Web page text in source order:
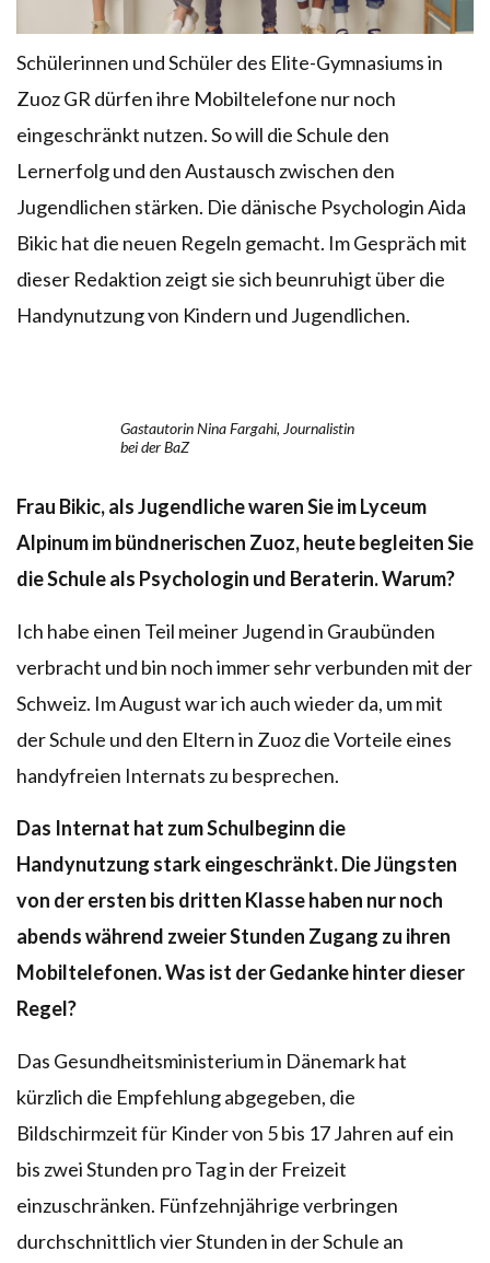
Schülerinnen und Schüler des Elite-Gymnasiums in
Zuoz GR dürfen ihre Mobiltelefone nur noch
eingeschränkt nutzen. So will die Schule den
Lernerfolg und den Austausch zwischen den
Jugendlichen stärken. Die dänische Psychologin Aida
Bikic hat die neuen Regeln gemacht. Im Gespräch mit
dieser Redaktion zeigt sie sich beunruhigt über die
Handynutzung von Kindern und Jugendlichen.
Gastautorin Nina Fargahi, Journalistin
bei der BaZ
Frau Bikic, als Jugendliche waren Sie im Lyceum
Alpinum im bündnerischen Zuoz, heute begleiten Sie
die Schule als Psychologin und Beraterin. Warum?
Ich habe einen Teil meiner Jugend in Graubünden
verbracht und bin noch immer sehr verbunden mit der
Schweiz. Im August war ich auch wieder da, um mit
der Schule und den Eltern in Zuoz die Vorteile eines
handyfreien Internats zu besprechen.
Das Internat hat zum Schulbeginn die
Handynutzung stark eingeschränkt. Die Jüngsten
von der ersten bis dritten Klasse haben nur noch
abends während zweier Stunden Zugang zu ihren
Mobiltelefonen. Was ist der Gedanke hinter dieser
Regel?
Das Gesundheitsministerium in Dänemark hat
kürzlich die Empfehlung abgegeben, die
Bildschirmzeit für Kinder von 5 bis 17 Jahren auf ein
bis zwei Stunden pro Tag in der Freizeit
einzuschränken. Fünfzehnjährige verbringen
durchschnittlich vier Stunden in der Schule an